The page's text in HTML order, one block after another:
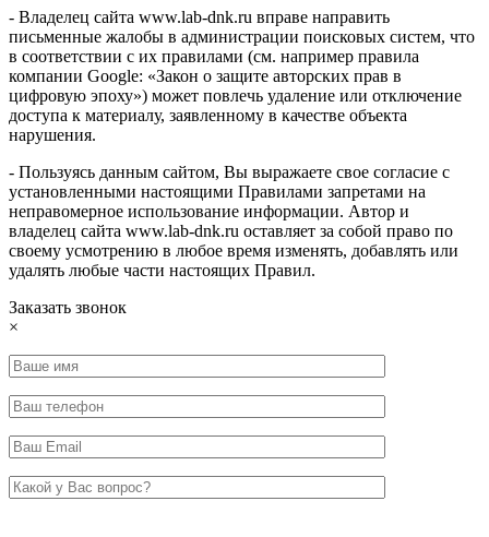
- Владелец сайта www.lab-dnk.ru вправе направить
письменные жалобы в администрации поисковых систем, что
в соответствии с их правилами (см. например правила
компании Google: «Закон о защите авторских прав в
цифровую эпоху») может повлечь удаление или отключение
доступа к материалу, заявленному в качестве объекта
нарушения.
- Пользуясь данным сайтом, Вы выражаете свое согласие с
установленными настоящими Правилами запретами на
неправомерное использование информации. Автор и
владелец сайта www.lab-dnk.ru оставляет за собой право по
своему усмотрению в любое время изменять, добавлять или
удалять любые части настоящих Правил.
Заказать звонок
×